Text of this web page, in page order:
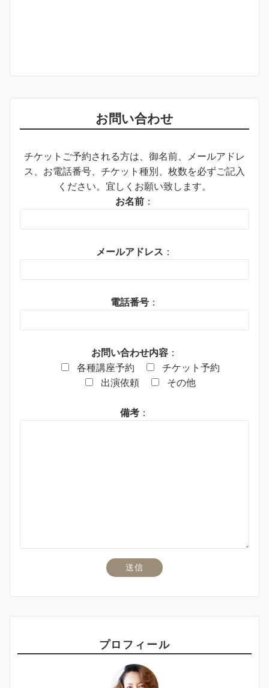
お問い合わせ
チケットご予約される方は、御名前、メールアドレ
ス、お電話番号、チケット種別、枚数を必ずご記入
ください。宜しくお願い致します。
お名前 ：
メールアドレス ：
電話番号 ：
お問い合わせ内容 ：
各種講座予約
チケット予約
出演依頼
その他
備考 ：
プロフィール